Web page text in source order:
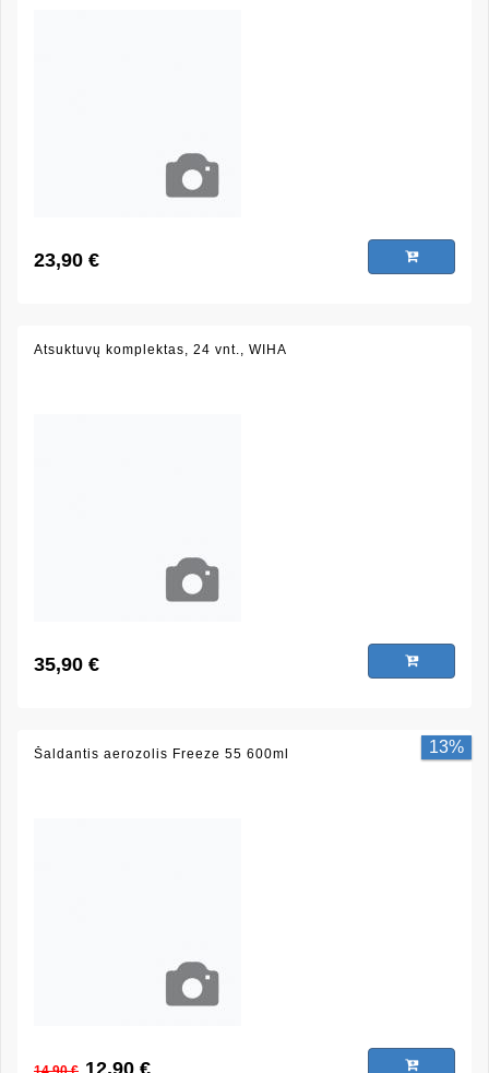
23,90 €
Atsuktuvų komplektas, 24 vnt., WIHA
35,90 €
13%
Šaldantis aerozolis Freeze 55 600ml
12,90 €